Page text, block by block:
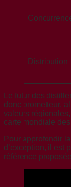
Distribution
Le futur des
donc prometteur,
valeurs
carte mondiale
Pour approfondir
d’exception, il est
référence